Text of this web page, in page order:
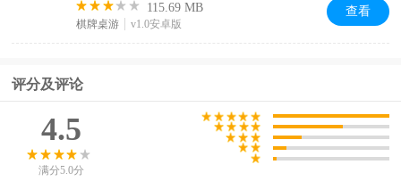
115.69 MB
棋牌桌游 v1.0安卓版
查看
评分及评论
4.5
满分5.0分